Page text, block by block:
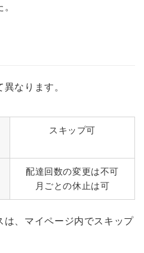
なります。
スキップ可
配達回数の変更は不可
月ごとの休止は可
は、マイページ内でスキップ